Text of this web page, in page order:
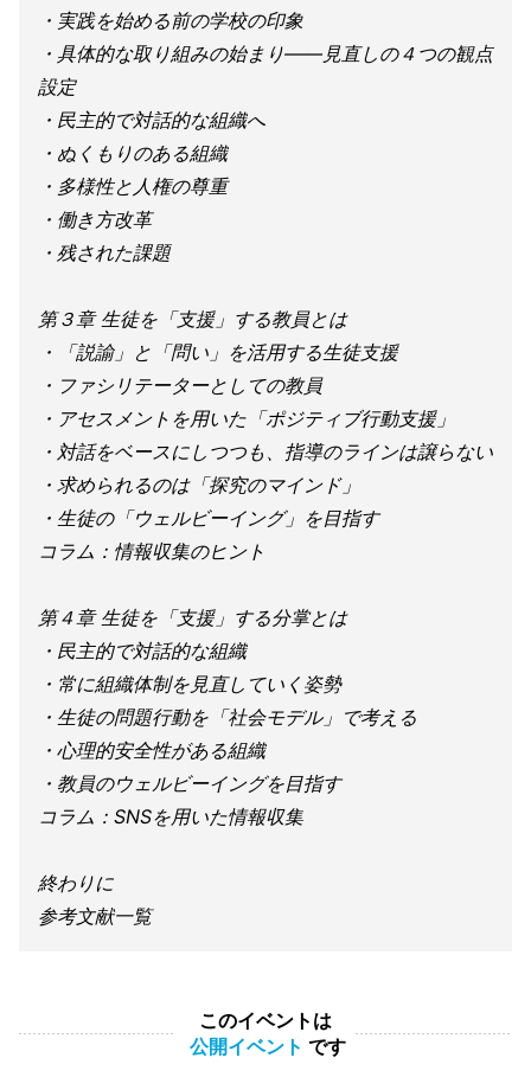
・実践を始める前の学校の印象
・具体的な取り組みの始まり――見直しの４つの観点
設定
・民主的で対話的な組織へ
・ぬくもりのある組織
・多様性と人権の尊重
・働き方改革
・残された課題
第３章 生徒を「支援」する教員とは
・「説諭」と「問い」を活用する生徒支援
・ファシリテーターとしての教員
・アセスメントを用いた「ポジティブ行動支援」
・対話をベースにしつつも、指導のラインは譲らない
・求められるのは「探究のマインド」
・生徒の「ウェルビーイング」を目指す
コラム：情報収集のヒント
第４章 生徒を「支援」する分掌とは
・民主的で対話的な組織
・常に組織体制を見直していく姿勢
・生徒の問題行動を「社会モデル」で考える
・心理的安全性がある組織
・教員のウェルビーイングを目指す
コラム：SNSを用いた情報収集
終わりに
参考文献一覧
このイベントは
公開イベント です